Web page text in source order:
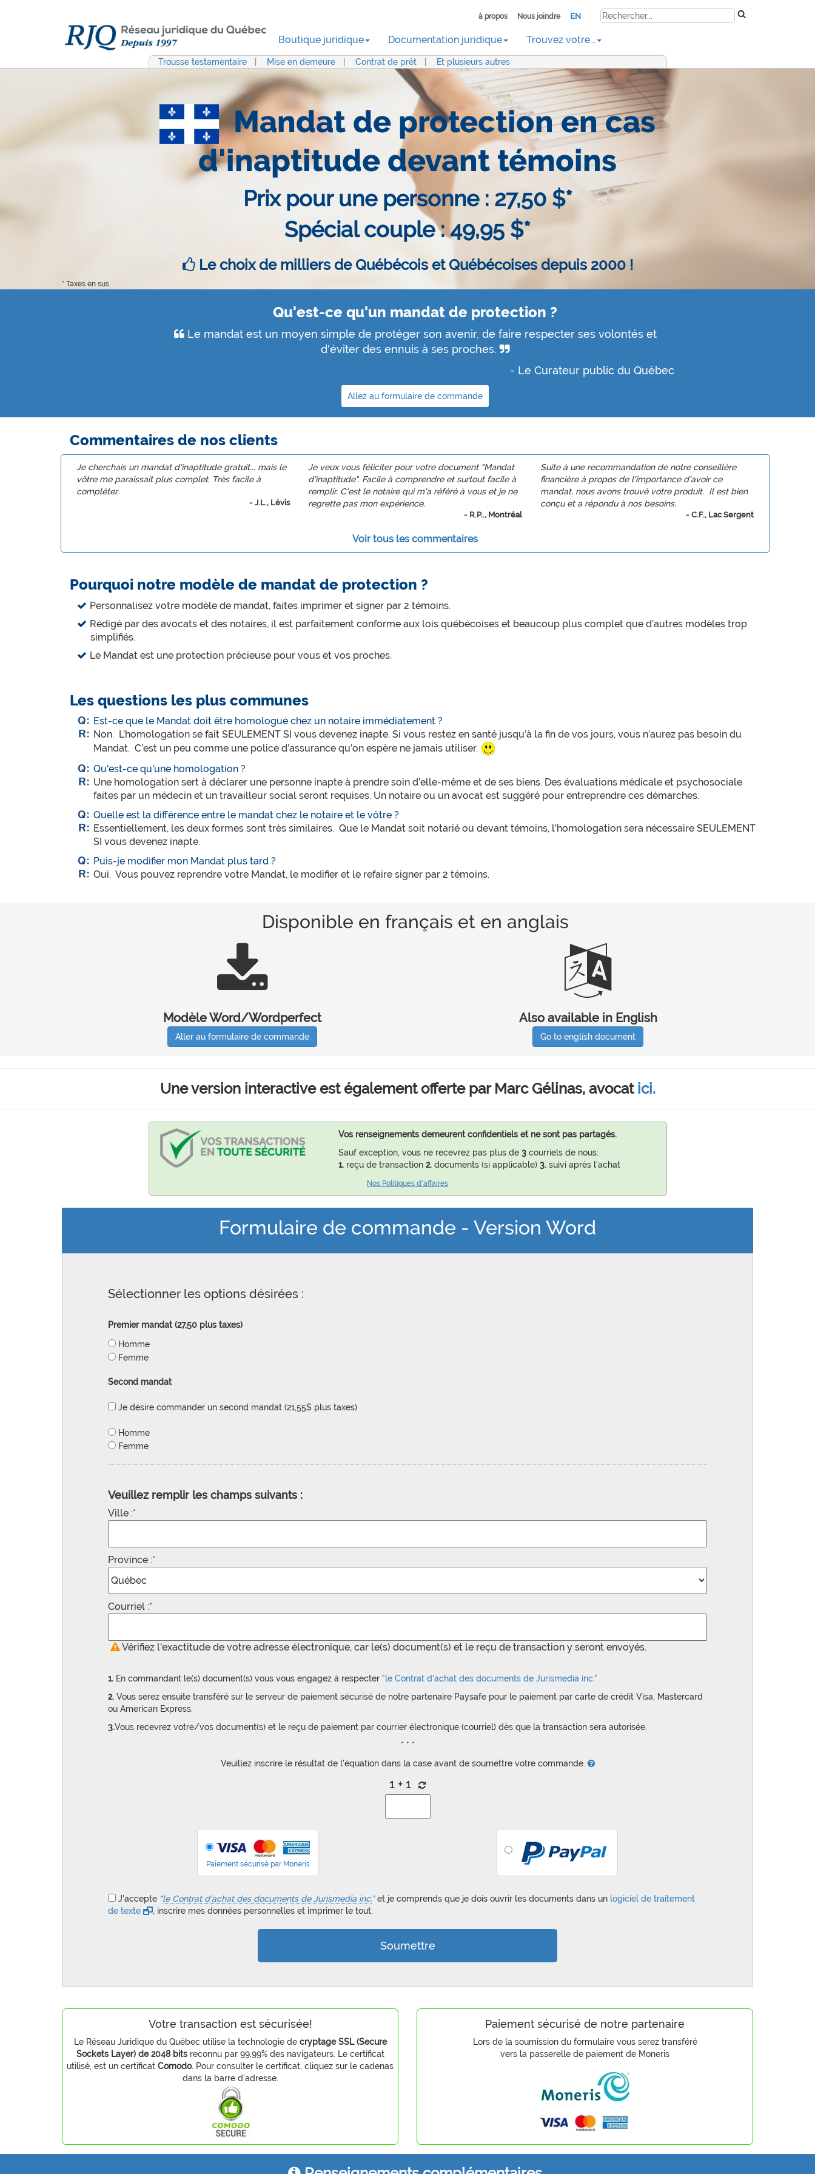
à propos Nous joindre EN
Boutique juridique Documentation juridique Trouvez votre...
Trousse testamentaire Mise en demeure Contrat de prêt Et plusieurs autres
Mandat de protection en cas
d'inaptitude devant témoins
Prix pour une personne : 27,50 $*
Spécial couple : 49,95 $*
Le choix de milliers de Québécois et Québécoises depuis 2000 !
* Taxes en sus
Qu'est-ce qu'un mandat de protection ?
Le mandat est un moyen simple de protéger son avenir, de faire respecter ses volontés et
d'éviter des ennuis à ses proches.
- Le Curateur public du Québec
Allez au formulaire de commande
Commentaires de nos clients
Je cherchais un mandat d'inaptitude gratuit... mais le
vôtre me paraissait plus complet. Très facile à
compléter.
- J.L., Lévis
Je veux vous féliciter pour votre document "Mandat
d'inaptitude". Facile à comprendre et surtout facile à
remplir. C'est le notaire qui m'a référé à vous et je ne
regrette pas mon expérience.
- R.P.., Montréal
Suite à une recommandation de notre conseillère
financière à propos de l'importance d'avoir ce
mandat, nous avons trouvé votre produit. Il est bien
conçu et a répondu à nos besoins.
- C.F., Lac Sergent
Voir tous les commentaires
Pourquoi notre modèle de mandat de protection ?
Personnalisez votre modèle de mandat, faites imprimer et signer par 2 témoins.
Rédigé par des avocats et des notaires, il est parfaitement conforme aux lois québécoises et beaucoup plus complet que d’autres modèles trop
simplifiés.
Le Mandat est une protection précieuse pour vous et vos proches.
Les questions les plus communes
Est-ce que le Mandat doit être homologué chez un notaire immédiatement ?
Non. L’homologation se fait SEULEMENT SI vous devenez inapte. Si vous restez en santé jusqu’à la fin de vos jours, vous n’aurez pas besoin du
Mandat. C’est un peu comme une police d’assurance qu’on espère ne jamais utiliser.
Qu'est-ce qu'une homologation ?
Une homologation sert à déclarer une personne inapte à prendre soin d’elle-même et de ses biens. Des évaluations médicale et psychosociale
faites par un médecin et un travailleur social seront requises. Un notaire ou un avocat est suggéré pour entreprendre ces démarches.
Quelle est la différence entre le mandat chez le notaire et le vôtre ?
Essentiellement, les deux formes sont très similaires. Que le Mandat soit notarié ou devant témoins, l’homologation sera nécessaire SEULEMENT
SI vous devenez inapte.
Puis-je modifier mon Mandat plus tard ?
Oui. Vous pouvez reprendre votre Mandat, le modifier et le refaire signer par 2 témoins.
Disponible en français et en anglais
Modèle Word/Wordperfect
Aller au formulaire de commande
Also available in English
Go to english document
Une version interactive est également offerte par Marc Gélinas, avocatici.
Vos renseignements demeurent confidentiels et ne sont pas partagés.
Sauf exception, vous ne recevrez pas plus de3 courriels de nous:
1. reçu de transaction 2. documents (si applicable) 3. suivi après l'achat
Nos Politiques d'affaires
Formulaire de commande - Version Word
Sélectionner les options désirées :
Premier mandat (27,50 plus taxes)
Homme
Femme
Second mandat
Je désire commander un second mandat (21,55$ plus taxes)
Homme
Femme
Veuillez remplir les champs suivants :
Ville :*
Province :*
Courriel :*
Vérifiez l'exactitude de votre adresse électronique, car le(s) document(s) et le reçu de transaction y seront envoyés.
1. En commandant le(s) document(s) vous vous engagez à respecter "le Contrat d'achat des documents de Jurismedia inc."
2. Vous serez ensuite transféré sur le serveur de paiement sécurisé de notre partenaire Paysafe pour le paiement par carte de crédit Visa, Mastercard
ou American Express.
3.Vous recevrez votre/vos document(s) et le reçu de paiement par courrier électronique (courriel) dès que la transaction sera autorisée.
* * *
Veuillez inscrire le résultat de l'équation dans la case avant de soumettre votre commande.
1 + 1
Paiement sécurisé par Moneris
J'accepte "le Contrat d'achat des documents de Jurismedia inc."et je comprends que je dois ouvrir les documents dans un logiciel de traitement
de texte
, inscrire mes données personnelles et imprimer le tout.
Votre transaction est sécurisée!
Le Réseau Juridique du Québec utilise la technologie de cryptage SSL (Secure
Sockets Layer) de 2048 bitsreconnu par 99,99% des navigateurs. Le certificat
utilisé, est un certificat Comodo. Pour consulter le certificat, cliquez sur le cadenas
dans la barre d'adresse.
Paiement sécurisé de notre partenaire
Lors de la soumission du formulaire vous serez transféré
vers la passerelle de paiement de Moneris